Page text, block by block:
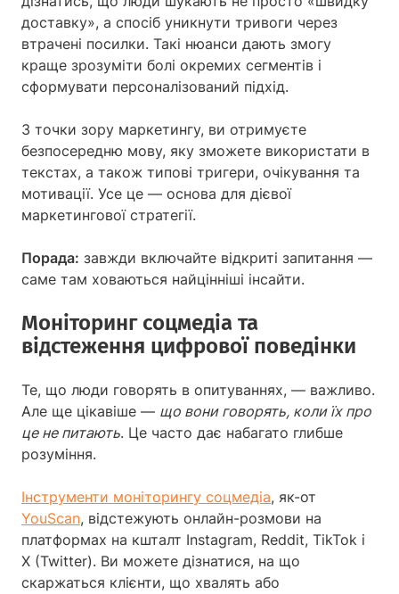
доставку», а спосіб уникнути тривоги через
втрачені посилки. Такі нюанси дають змогу
краще зрозуміти болі окремих сегментів і
сформувати персоналізований підхід.
З точки зору маркетингу, ви отримуєте
безпосередню мову, яку зможете використати в
текстах, а також типові тригери, очікування та
мотивації. Усе це — основа для дієвої
маркетингової стратегії.
Порада: завжди включайте відкриті запитання —
саме там ховаються найцінніші інсайти.
Моніторинг соцмедіа та
відстеження цифрової поведінки
Те, що люди говорять в опитуваннях, — важливо.
Але ще цікавіше — що вони говорять, коли їх про
це не питають. Це часто дає набагато глибше
розуміння.
Інструменти моніторингу соцмедіа, як-от
YouScan, відстежують онлайн-розмови на
платформах на кшталт Instagram, Reddit, TikTok і
X (Twitter). Ви можете дізнатися, на що
скаржаться клієнти, що хвалять або